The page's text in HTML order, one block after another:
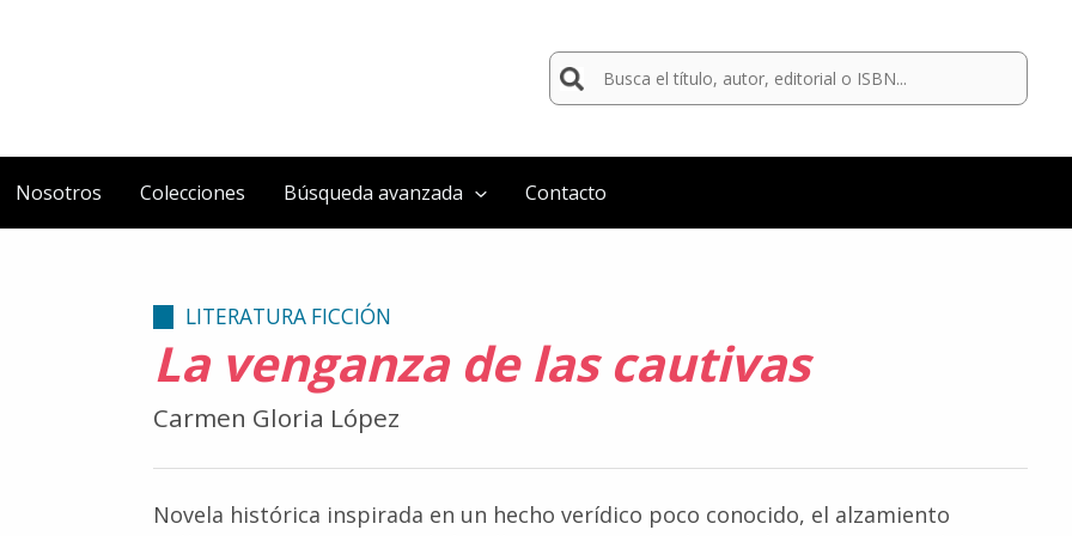
Buscar
por:
Nosotros Colecciones Búsqueda avanzada Contacto
LITERATURA FICCIÓN
La venganza de las cautivas
Carmen Gloria López
Novela histórica inspirada en un hecho verídico poco conocido, el alzamiento